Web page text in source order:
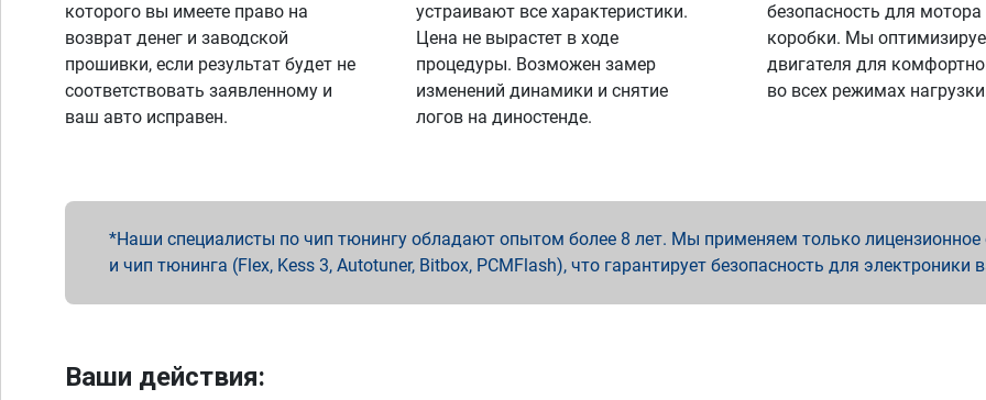
которого вы имеете право на
возврат денег и заводской
прошивки, если результат будет не
соответствовать заявленному и
ваш авто исправен.
устраивают все характеристики.
Цена не вырастет в ходе
процедуры. Возможен замер
изменений динамики и снятие
логов на диностенде.
безопасность для мотора
коробки. Мы
двигателя для
во всех режимах
Наши специалисты по чип тюнингу обладают опытом более 8 лет. Мы применяем только лицензионное
и чип тюнинга (Flex, Kess 3, Autotuner, Bitbox, PCMFlash), что гарантирует безопасность для электроники
Ваши действия: